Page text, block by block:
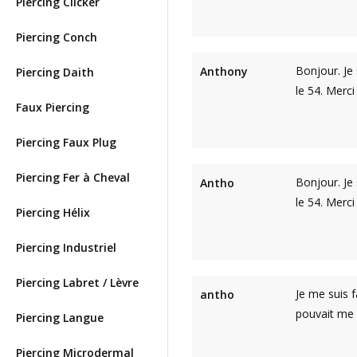
Piercing Conch
Piercing Daith
Faux Piercing
Piercing Faux Plug
Piercing Fer à Cheval
Piercing Hélix
Piercing Industriel
Piercing Labret / Lèvre
Piercing Langue
Piercing Microdermal
Anthony
Bonjour.
le 54. Merci
Antho
Bonjour.
le 54. Merci
antho
Je me suis
pouvait me